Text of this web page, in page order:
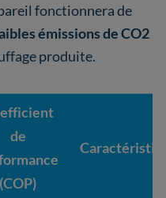
fonctionnera de
émissions de CO2
produite.
de
(COP)